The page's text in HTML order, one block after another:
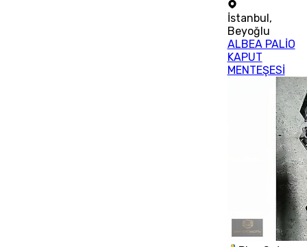
İstanbul ,
Beyoğlu
ALBEA PALİO
KAPUT
MENTEŞESİ